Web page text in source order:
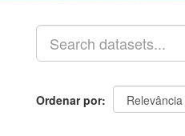
Ordenar por